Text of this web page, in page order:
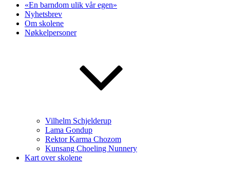
«En barndom ulik vår egen»
Nyhetsbrev
Om skolene
Nøkkelpersoner
Vilhelm Schjelderup
Lama Gondup
Rektor Karma Chozom
Kunsang Choeling Nunnery
Kart over skolene